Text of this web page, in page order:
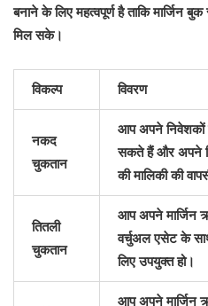
बनाने के लिए महत्वपूर्ण है ताकि मार्जिन
मिल सके।
विकल्प विवरण
नकद
चुकतान
आप अपने निवेशकों
सकते हैं और अपने
की मालिकी की
तितली
चुकतान
आप अपने मार्जिन
वर्चुअल एसेट के
लिए उपयुक्त हो।
आप अपने मार्जिन